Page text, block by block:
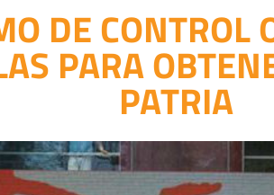
DE CONTROL
PARA
PATRIA